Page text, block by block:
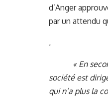
d’Anger
par un attendu
.
« En second
société est
qui n’a plus la